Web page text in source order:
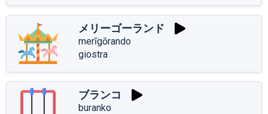
メリーゴーランド
merīgōrando
giostra
ブランコ
buranko